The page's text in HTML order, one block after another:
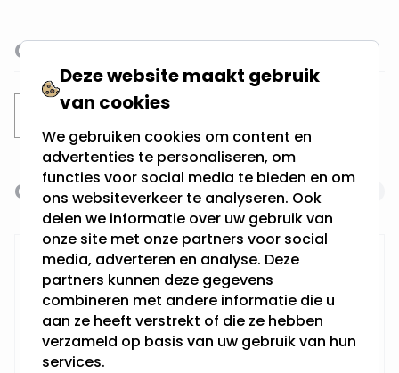
Gerelateerde categorieën
Inbouwspots Verdiepte spots
Navigating through the elements of the carousel is
Press to skip carousel
Gerelateerde producten
RTM Lighting LED Dimmer
Deze website maakt gebruik
van cookies
We gebruiken cookies om content en
advertenties te personaliseren, om
functies voor social media te bieden en om
ons websiteverkeer te analyseren. Ook
delen we informatie over uw gebruik van
onze site met onze partners voor social
media, adverteren en analyse. Deze
partners kunnen deze gegevens
combineren met andere informatie die u
aan ze heeft verstrekt of die ze hebben
verzameld op basis van uw gebruik van hun
services.